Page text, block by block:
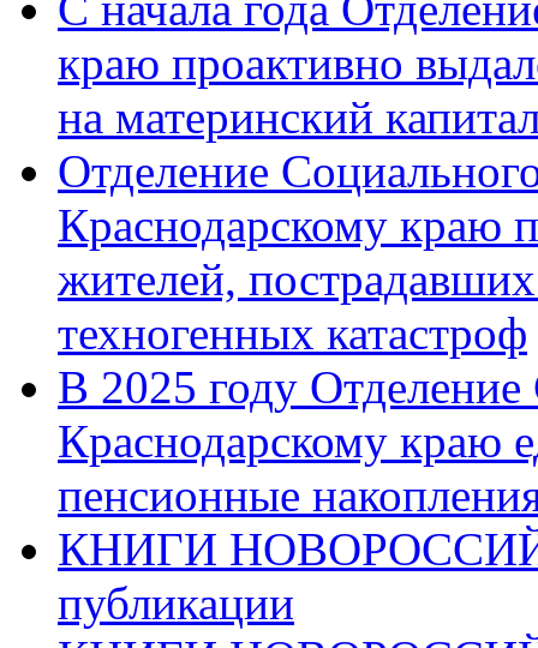
краю проактивно
на материнский
Отделение
Краснодарскому краю
жителей,
техногенных катастроф
В 2025 году
Краснодарскому краю
пенсионные
КНИГИ
публикации